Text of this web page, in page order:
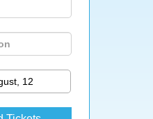
12